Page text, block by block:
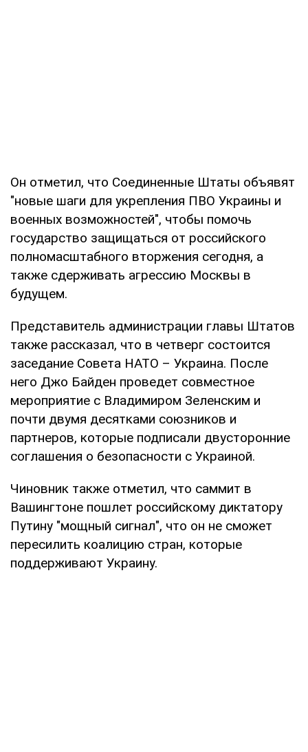
Он отметил, что Соединенные Штаты объявят
"новые шаги для укрепления ПВО Украины и
военных возможностей", чтобы помочь
государство защищаться от российского
полномасштабного вторжения сегодня, а
также сдерживать агрессию Москвы в
будущем.
Представитель администрации главы Штатов
также рассказал, что в четверг состоится
заседание Совета НАТО – Украина. После
него Джо Байден проведет совместное
мероприятие с Владимиром Зеленским и
почти двумя десятками союзников и
партнеров, которые подписали двусторонние
соглашения о безопасности с Украиной.
Чиновник также отметил, что саммит в
Вашингтоне пошлет российскому диктатору
Путину "мощный сигнал", что он не сможет
пересилить коалицию стран, которые
поддерживают Украину.